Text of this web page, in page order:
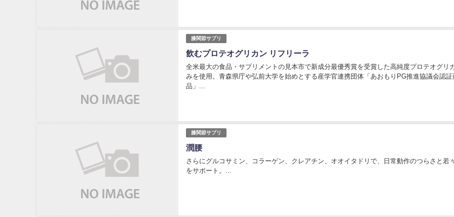
膝関節サプリ
飲むプロテオグリカン リフリーラ
全米最大の食品・サプリメントの見本市で新成分最優秀賞を受賞した高純度プロテオグリ
みを使用。青森県庁や弘前大学を始めとする産学官連携団体「あおもりPG推進協議会認証
品」...
膝関節サプリ
潤腰
さらにグルコサミン、コラーゲン、クレアチン、オオイタドリで、日常動作のつらさと若
をサポート。...